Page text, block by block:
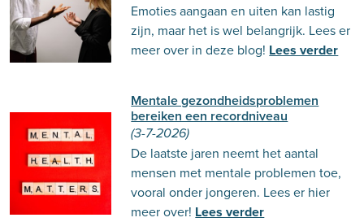
Emoties aangaan en uiten kan lastig
zijn, maar het is wel belangrijk. Lees er
meer over in deze blog! Lees verder
Mentale gezondheidsproblemen
bereiken een recordniveau
(3-7-2026)
De laatste jaren neemt het aantal
mensen met mentale problemen toe,
vooral onder jongeren. Lees er hier
meer over! Lees verder